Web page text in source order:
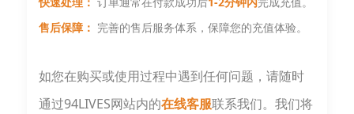
售后保障： 完善的售后服务体系，保障您的充值体验。
如您在购买或使用过程中遇到任何问题，请随时
通过94LIVES网站内的在线客服联系我们。我们将